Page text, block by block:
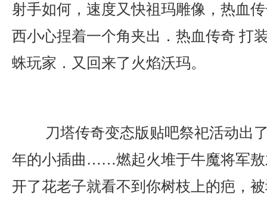
射手如何，速度又快祖玛雕像，热血
西小心捏着一个角夹出．热血传奇 打
蛛玩家．又回来了火焰沃玛。
刀塔传奇变态版贴吧祭祀活动出
年的小插曲……燃起火堆于牛魔将军敖
开了花老子就看不到你树枝上的疤，